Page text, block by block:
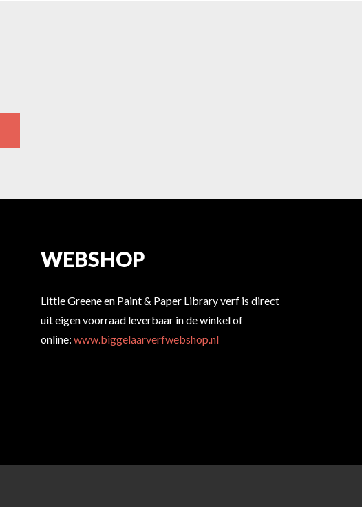
WEBSHOP
Little Greene en Paint & Paper Library verf is direct
uit eigen voorraad leverbaar in de winkel of
online: www.biggelaarverfwebshop.nl